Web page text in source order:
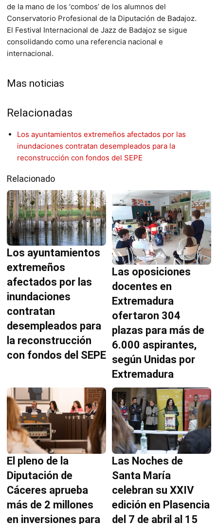
de la mano de los ‘combos’ de los alumnos del
Conservatorio Profesional de la Diputación de Badajoz.
El Festival Internacional de Jazz de Badajoz se sigue
consolidando como una referencia nacional e
internacional.
Mas noticias
Relacionadas
Los ayuntamientos extremeños afectados por las
inundaciones contratan desempleados para la
reconstrucción con fondos del SEPE
Relacionado
Los ayuntamientos
extremeños
afectados por las
inundaciones
contratan
desempleados para
la reconstrucción
con fondos del SEPE
Las oposiciones
docentes en
Extremadura
ofertaron 304
plazas para más de
6.000 aspirantes,
según Unidas por
Extremadura
El pleno de la
Diputación de
Cáceres aprueba
más de 2 millones
en inversiones para
Las Noches de
Santa María
celebran su XXIV
edición en Plasencia
del 7 de abril al 15